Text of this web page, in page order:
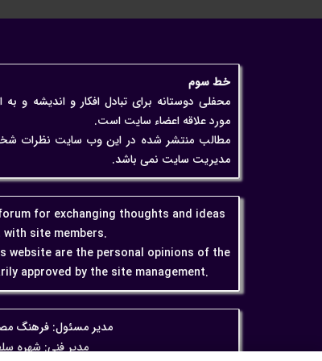
خط سوم
محفلی دوستانه برای تبادل افکار و اندیشه و
مورد علاقه اعضاء سایت است.
مطالب منتشر شده در این وب سایت نظرات
مدیریت سایت نمی باشد.
for exchanging thoughts and ideas
site members.
website are the personal opinions of the
approved by the site management.
مدیر مسئول: فرهنگ
مدیر فنی: شهره